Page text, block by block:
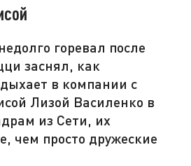
горевал после
заснял, как
в компании с
Лизой Василенко в
из Сети, их
чем просто дружеские